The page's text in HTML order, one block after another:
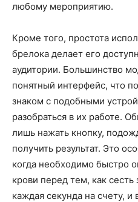
любому мероприятию.
Кроме того, простота
брелока делает его
аудитории. Большинство
понятный интерфейс, что
знаком с подобными
разобраться в их работе.
лишь нажать кнопку,
получить результат. Это
когда необходимо быстро
крови перед тем, как сесть
каждая секунда на счету,